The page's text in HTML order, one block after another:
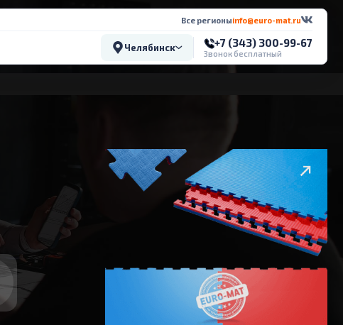
Все регионыinfo@euro-mat.ru
Челябинск +7 (343) 300-99-67
Звонок бесплатный